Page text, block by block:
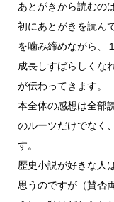
あとがきから読むの
初にあとがきを読ん
を噛み締めながら、
成長しすばらしくな
が伝わってきます。
本全体の感想は全部
のルーツだけでなく
す。
歴史小説が好きな人
思うのですが（賛否